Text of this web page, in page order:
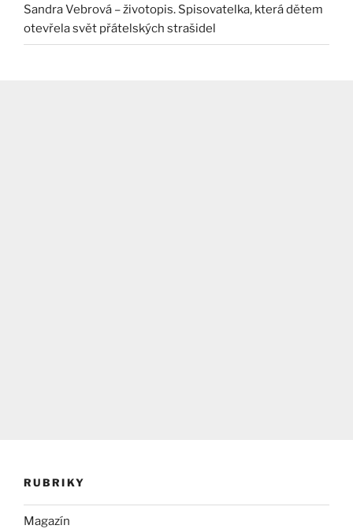
Sandra Vebrová – životopis. Spisovatelka, která dětem
otevřela svět přátelských strašidel
RUBRIKY
Magazín